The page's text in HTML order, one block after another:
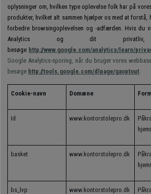
oplysninger om, hvilken type oplevelse folk har på
produkter, hvilket alt sammen hjælper os med at forstå,
forbedre browsingoplevelsen og -adfærden. Hvis du
Analytics og dit
besøge http://www.google.com/analytics/learn/
Google Analytics-sporing, når du bruger vores
besøge http://tools.google.com/dlpage/gaoptout.
Cookie-navn Domæne
Id www.kontorstolepro.dk
basket www.kontorstolepro.dk
bs_lvp www.kontorstolepro.dk